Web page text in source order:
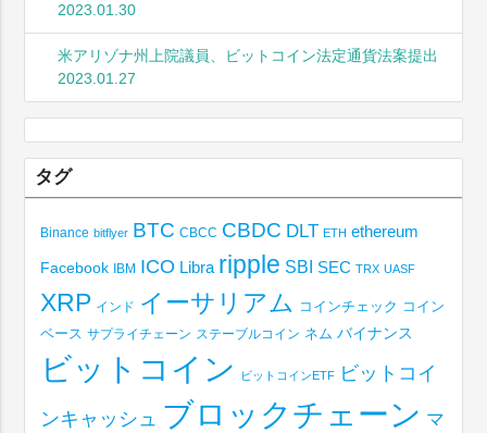
2023.01.30
米アリゾナ州上院議員、ビットコイン法定通貨法案提出
2023.01.27
タグ
Binance bitflyer BTC CBCC CBDC DLT ETH ethereum
Facebook IBM ICO Libra ripple SBI SEC TRX UASF
XRP インド イーサリアム コインチェック コイン
ベース サプライチェーン ステーブルコイン ネム バイナンス
ビットコイン ビットコインETF ビットコイ
ンキャッシュ ブロックチェーン マ